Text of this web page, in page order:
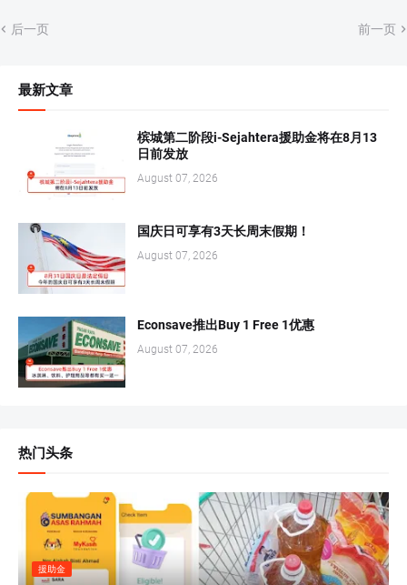
后一页 前一页
最新文章
槟城第二阶段i-Sejahtera援助金将在8月13
日前发放
August 07, 2026
国庆日可享有3天长周末假期！
August 07, 2026
Econsave推出Buy 1 Free 1优惠
August 07, 2026
热门头条
援助金